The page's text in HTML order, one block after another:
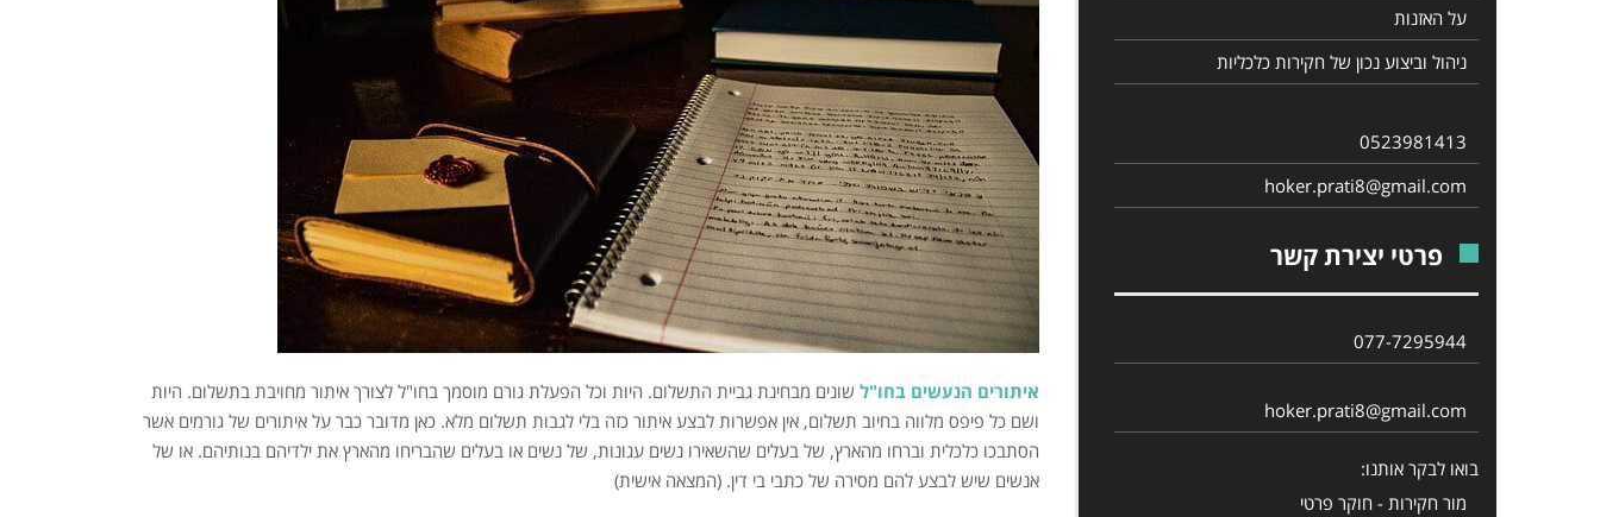
איתורים הנעשים בחו"ל שונים מבחינת גביית התשלום. היות וכל הפעלת גורם מוסמך בחו"ל לצורך איתור מחויבת בתשלום. היות
ושם כל פיפס מלווה בחיוב תשלום, אין אפשרות לבצע איתור כזה בלי לגבות תשלום מלא. כאן מדובר כבר על איתורים של גורמים אשר
הסתבכו כלכלית וברחו מהארץ, של בעלים שהשאירו נשים עגונות, של נשים או בעלים שהבריחו מהארץ את ילדיהם בנותיהם. או של
אנשים שיש לבצע להם מסירה של כתבי בי דין. (המצאה אישית)
על האזנות
ניהול וביצוע נכון של חקירות כלכליות
0523981413
hoker.prati8@gmail.com
פרטי יצירת קשר
077-7295944‎
hoker.prati8@gmail.com
בואו לבקר אותנו:
מור חקירות - חוקר פרטי